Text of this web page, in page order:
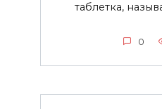
таблетка,
0